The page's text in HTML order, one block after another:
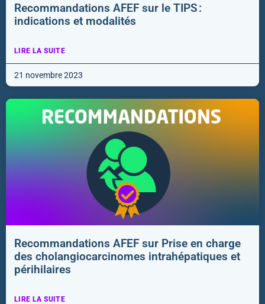
Recommandations AFEF sur le TIPS :
indications et modalités
LIRE LA SUITE
21 novembre 2023
Recommandations AFEF sur Prise en charge
des cholangiocarcinomes intrahépatiques et
périhilaires
LIRE LA SUITE